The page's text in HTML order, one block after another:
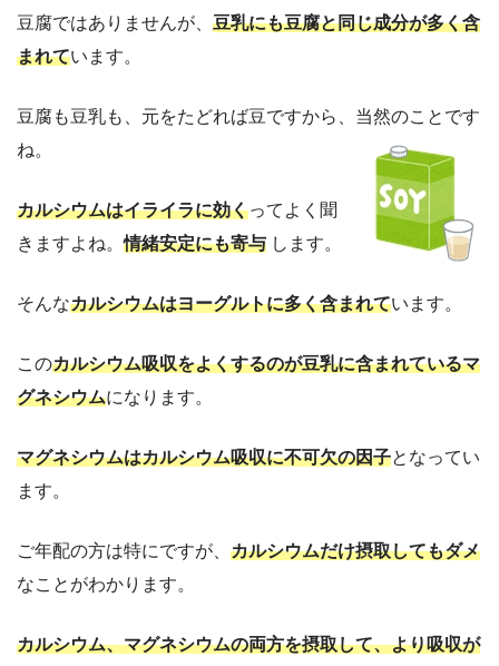
豆腐ではありませんが、 豆乳にも豆腐と同じ成分が多く含
まれています。
豆腐も豆乳も、元をたどれば豆ですから、当然のことです
ね。
カルシウムはイライラに効くってよく聞
きますよね。情緒安定にも寄与 します。
そんなカルシウムはヨーグルトに多く含まれています。
このカルシウム吸収をよくするのが豆乳に含まれているマ
グネシウムになります。
マグネシウムはカルシウム吸収に不可欠の因子となってい
ます。
ご年配の方は特にですが、 カルシウムだけ摂取してもダメ
なことがわかります。
カルシウム、マグネシウムの両方を摂取して、より吸収が